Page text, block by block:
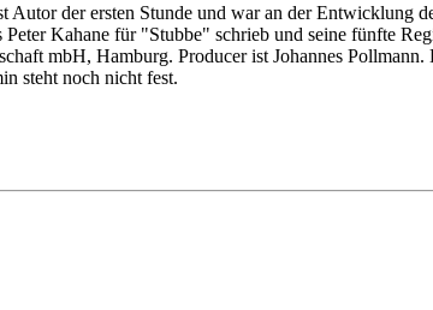
Autor der ersten Stunde und war an der
Kahane für "Stubbe" schrieb und seine fünfte
mbH, Hamburg. Producer ist Johannes
steht noch nicht fest.